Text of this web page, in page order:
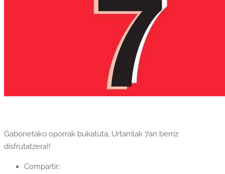
Gabonetako oporrak bukatuta, Urtarrilak 7an berriz
disfrutatzera!!
Compartir: